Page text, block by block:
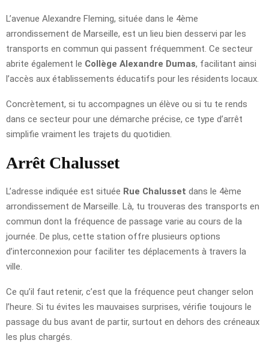
L’avenue Alexandre Fleming, située dans le 4ème
arrondissement de Marseille, est un lieu bien desservi par les
transports en commun qui passent fréquemment. Ce secteur
abrite également le Collège Alexandre Dumas, facilitant ainsi
l’accès aux établissements éducatifs pour les résidents locaux.
Concrètement, si tu accompagnes un élève ou si tu te rends
dans ce secteur pour une démarche précise, ce type d’arrêt
simplifie vraiment les trajets du quotidien.
Arrêt Chalusset
L’adresse indiquée est située Rue Chalusset dans le 4ème
arrondissement de Marseille. Là, tu trouveras des transports en
commun dont la fréquence de passage varie au cours de la
journée. De plus, cette station offre plusieurs options
d’interconnexion pour faciliter tes déplacements à travers la
ville.
Ce qu’il faut retenir, c’est que la fréquence peut changer selon
l’heure. Si tu évites les mauvaises surprises, vérifie toujours le
passage du bus avant de partir, surtout en dehors des créneaux
les plus chargés.